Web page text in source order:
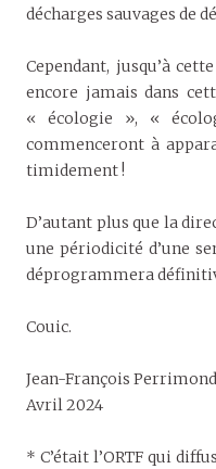
décharges sauvages de
Cependant, jusqu’à
encore jamais dans
« écologie », «
commenceront à
timidement !
D’autant plus que la
une périodicité d’une
déprogrammera
Couic.
Jean-François Perrimond
Avril 2024
* C’était l’ORTF qui